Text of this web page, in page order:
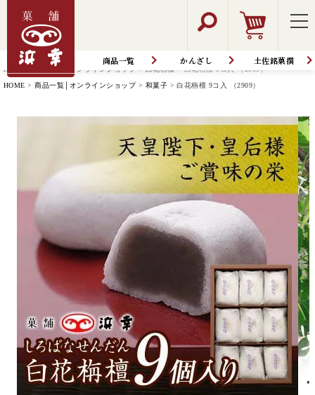
商品一覧 かんざし 土佐銘菓撰
HOME 商品一覧│オンラインショップ 白花栴檀 白花栴檀 9コ入 （2909）
HOME 商品一覧│オンラインショップ 和菓子 白花栴檀 9コ入 （2909）